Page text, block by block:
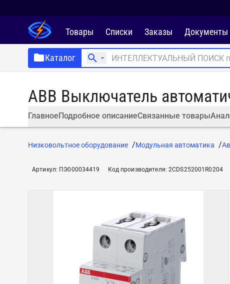
Товары Списки Заказы Документы
Каталог
ABB Выключатель
ГлавноеПодробное описаниеСвязанные товары
Низковольтное оборудование Модульная автоматика
Артикул: ПЭ000034419 Код производителя:2CDS252001R0204